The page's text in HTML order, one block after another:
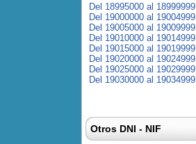
Del 18995000 al 18999999
Del 19000000 al 19004999
Del 19005000 al 19009999
Del 19010000 al 19014999
Del 19015000 al 19019999
Del 19020000 al 19024999
Del 19025000 al 19029999
Del 19030000 al 19034999
Otros DNI - NIF